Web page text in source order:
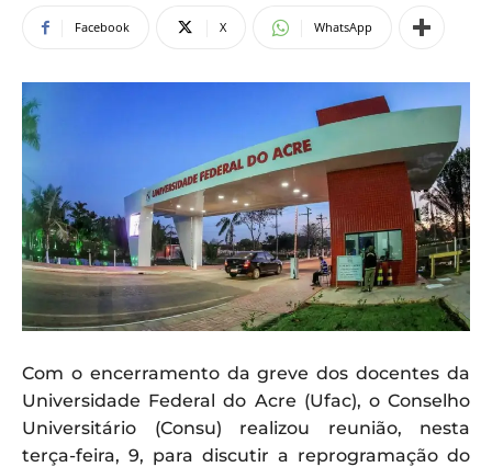
Facebook X WhatsApp
Com o encerramento da greve dos docentes da
Universidade Federal do Acre (Ufac), o Conselho
Universitário (Consu) realizou reunião, nesta
terça-feira, 9, para discutir a reprogramação do